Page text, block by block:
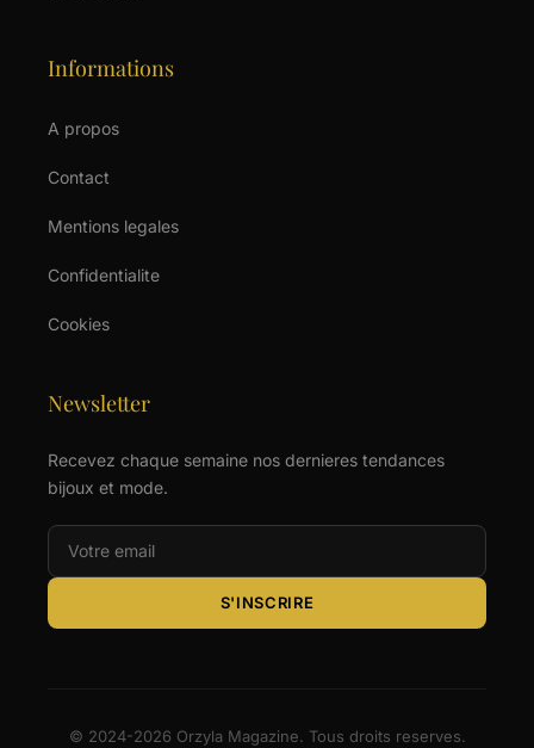
Informations
A propos
Contact
Mentions legales
Confidentialite
Cookies
Newsletter
Recevez chaque semaine nos dernieres tendances
bijoux et mode.
S'INSCRIRE
© 2024-2026 Orzyla Magazine. Tous droits reserves.